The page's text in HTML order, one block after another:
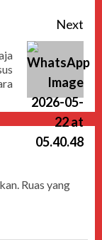
Next
Ruas yang